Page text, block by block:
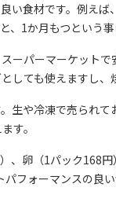
い食材です。例えば
1か月もつという事
ーパーマーケット
しても使えますし、
生や冷凍で売られ
す。
、卵（1パック168
フォーマンスの良